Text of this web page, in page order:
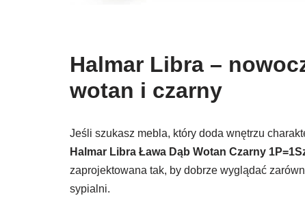
Halmar Libra –
wotan i czarny
Jeśli szukasz mebla, który doda wnętrzu
Halmar Libra Ława Dąb Wotan Czarny
zaprojektowana tak, by dobrze wyglądać
sypialni.